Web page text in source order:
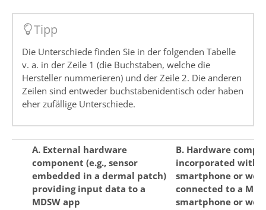
Tipp
Die Unterschiede finden Sie in der folgenden Tabelle
v. a. in der Zeile 1 (die Buchstaben, welche die
Hersteller nummerieren) und der Zeile 2. Die anderen
Zeilen sind entweder buchstabenidentisch oder haben
eher zufällige Unterschiede.
A. External hardware
component (e.g., sensor
embedded in a dermal patch)
providing input data to a
MDSW app
B. Hardware
incorporated
smartphone or
connected to a
smartphone or